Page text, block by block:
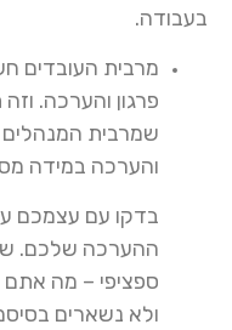
בעבודה.
מרבית העובדים
פרגון והערכה.
שמרבית המנהלים
והערכה במידה
בדקו עם עצמכם
ההערכה שלכם.
ספציפי – מה אתם
ולא נשארים